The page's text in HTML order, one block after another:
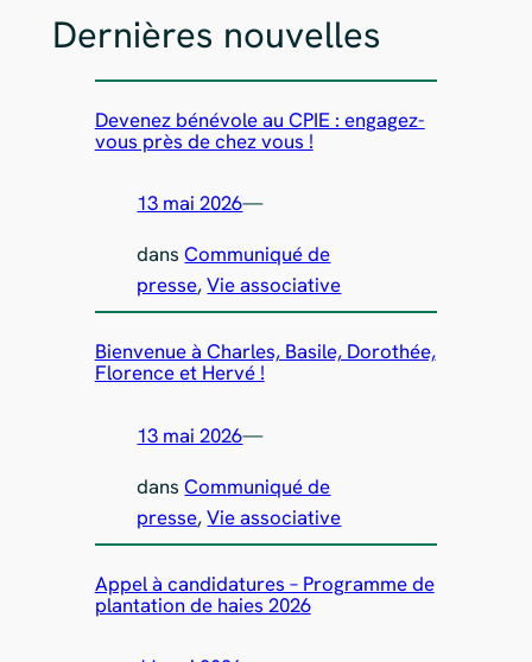
Dernières nouvelles
Devenez bénévole au CPIE : engagez-
vous près de chez vous !
13 mai 2026—
dansCommuniqué de
presse, Vie associative
Bienvenue à Charles, Basile, Dorothée,
Florence et Hervé !
13 mai 2026—
dansCommuniqué de
presse, Vie associative
Appel à candidatures – Programme de
plantation de haies 2026